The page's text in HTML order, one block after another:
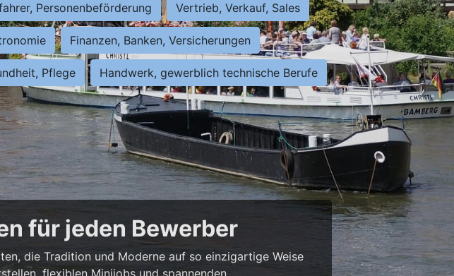
Personenbeförderung Vertrieb, Verkauf, Sales
Finanzen, Banken, Versicherungen
Pflege Handwerk, gewerblich technische Berufe
für jeden Bewerber
die Tradition und Moderne auf so einzigartige Weise